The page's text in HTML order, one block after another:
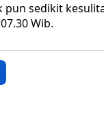
pun sedikit
Wib.